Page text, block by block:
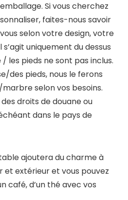
Si vous cherchez
faites-nous savoir
selon votre design, votre
uniquement du dessus
les pieds ne sont pas inclus.
des pieds, nous le ferons
selon vos besoins.
droits de douane ou
dans le pays de
ajoutera du charme à
extérieur et vous pouvez
café, d’un thé avec vos